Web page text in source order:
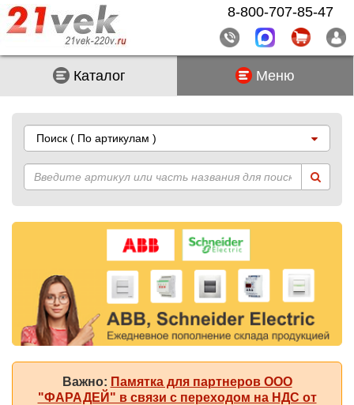
Каталог Меню
Поиск ( По артикулам )
Важно: Памятка для партнеров ООО
"ФАРАДЕЙ" в связи с переходом на НДС от
8-800-707-85-47